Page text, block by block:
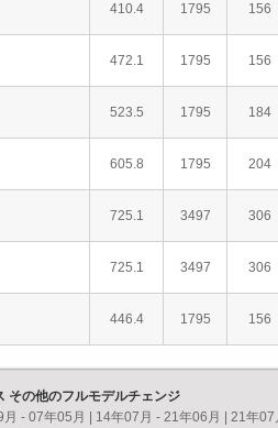
410.4 1795 156
472.1 1795 156
523.5 1795 184
605.8 1795 204
725.1 3497 306
725.1 3497 306
446.4 1795 156
その他のフルモデルチェンジ
- 07年05月 14年07月 - 21年06月 21年07